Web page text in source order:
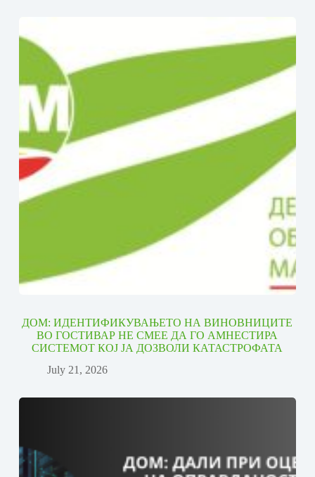
ДОМ: ИДЕНТИФИКУВАЊЕТО НА ВИНОВНИЦИТЕ
ВО ГОСТИВАР НЕ СМЕЕ ДА ГО АМНЕСТИРА
СИСТЕМОТ КОЈ ЈА ДОЗВОЛИ КАТАСТРОФАТА
July 21, 2026